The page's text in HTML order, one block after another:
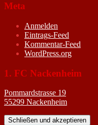
Meta
Anmelden
Eintrags-Feed
Kommentar-Feed
WordPress.org
1. FC Nackenheim
Pommardstrasse 19
55299 Nackenheim